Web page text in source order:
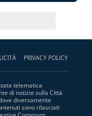
PRIVACY POLICY
telematica
di notizie sulla Città
diversamente
sono rilasciati